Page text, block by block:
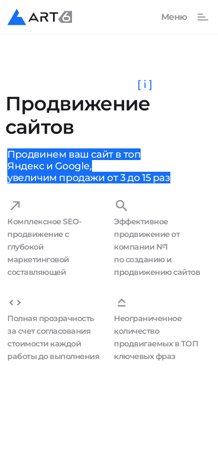
Продвижение
сайтов
[ i ]
Продвинем ваш сайт в топ
Яндекс и Google,
увеличим продажи от 3 до 15 раз
Комплексное SEO-
продвижение с
глубокой
маркетинговой
составляющей
Эффективное
продвижение от
компании №1
по созданию и
продвижению сайтов
Полная прозрачность
за счет согласования
стоимости каждой
работы до выполнения
Неограниченное
количество
продвигаемых в ТОП
ключевых фраз